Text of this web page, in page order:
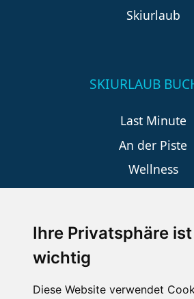
Ihre Privatsphäre
wichtig
Diese Website verwendet
Skiurlaub
SKIURLAUB
Last Minute
An der Piste
Wellness
SCHNEEHÖHEN
Die Schneehoehen Ski APP für
Muss für alle Wintersportler